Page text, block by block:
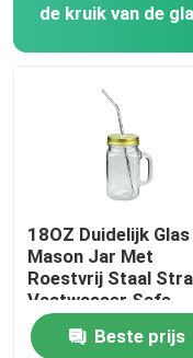
de kruik van de
18OZ Duidelijk Glas
Mason Jar Met
Roestvrij Staal
Vaatwasser Safe
Beste prijs